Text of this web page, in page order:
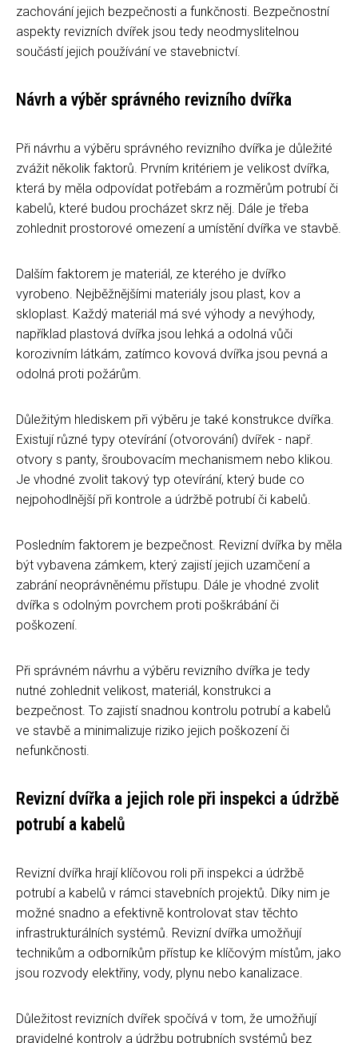
zachování jejich bezpečnosti a funkčnosti. Bezpečnostní
aspekty revizních dvířek jsou tedy neodmyslitelnou
součástí jejich používání ve stavebnictví.
Návrh a výběr správného revizního dvířka
Při návrhu a výběru správného revizního dvířka je důležité
zvážit několik faktorů. Prvním kritériem je velikost dvířka,
která by měla odpovídat potřebám a rozměrům potrubí či
kabelů, které budou procházet skrz něj. Dále je třeba
zohlednit prostorové omezení a umístění dvířka ve stavbě.
Dalším faktorem je materiál, ze kterého je dvířko
vyrobeno. Nejběžnějšími materiály jsou plast, kov a
skloplast. Každý materiál má své výhody a nevýhody,
například plastová dvířka jsou lehká a odolná vůči
korozivním látkám, zatímco kovová dvířka jsou pevná a
odolná proti požárům.
Důležitým hlediskem při výběru je také konstrukce dvířka.
Existují různé typy otevírání (otvorování) dvířek - např.
otvory s panty, šroubovacím mechanismem nebo klikou.
Je vhodné zvolit takový typ otevírání, který bude co
nejpohodlnější při kontrole a údržbě potrubí či kabelů.
Posledním faktorem je bezpečnost. Revizní dvířka by měla
být vybavena zámkem, který zajistí jejich uzamčení a
zabrání neoprávněnému přístupu. Dále je vhodné zvolit
dvířka s odolným povrchem proti poškrábání či
poškození.
Při správném návrhu a výběru revizního dvířka je tedy
nutné zohlednit velikost, materiál, konstrukci a
bezpečnost. To zajistí snadnou kontrolu potrubí a kabelů
ve stavbě a minimalizuje riziko jejich poškození či
nefunkčnosti.
Revizní dvířka a jejich role při inspekci a údržbě
potrubí a kabelů
Revizní dvířka hrají klíčovou roli při inspekci a údržbě
potrubí a kabelů v rámci stavebních projektů. Díky nim je
možné snadno a efektivně kontrolovat stav těchto
infrastrukturálních systémů. Revizní dvířka umožňují
technikům a odborníkům přístup ke klíčovým místům, jako
jsou rozvody elektřiny, vody, plynu nebo kanalizace.
Důležitost revizních dvířek spočívá v tom, že umožňují
pravidelné kontroly a údržbu potrubních systémů bez